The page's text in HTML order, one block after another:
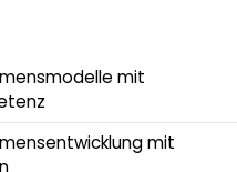
mit
mit